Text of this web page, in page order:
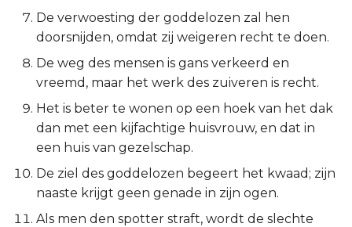
Spreuken 21:11
Spreuken 21:13
Spreuken 21:14
Spreuken 21:15
Spreuken 21:16
Filipenzen
1 Thessalonicenzen
2 Thessalonicenzen
1 Timótheüs
De verwoesting der goddelozen zal hen
doorsnijden, omdat zij weigeren recht te doen.
De weg des mensen is gans verkeerd en
vreemd, maar het werk des zuiveren is recht.
Het is beter te wonen op een hoek van het dak
dan met een kijfachtige huisvrouw, en dat in
een huis van gezelschap.
De ziel des goddelozen begeert het kwaad; zijn
naaste krijgt geen genade in zijn ogen.
Als men den spotter straft, wordt de slechte